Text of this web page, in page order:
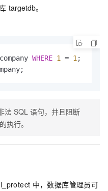
targetdb。
company WHERE 1 = 1
法 SQL 语句，并且阻断
执行。
中，数据库管理员可